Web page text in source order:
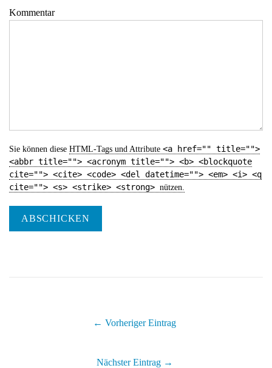
Kommentar
Sie können diese HTML-Tags und Attribute <a href="" title="">
<abbr title=""> <acronym title=""> <b> <blockquote
cite=""> <cite> <code> <del datetime=""> <em> <i> <q
cite=""> <s> <strike> <strong> nützen.
ABSCHICKEN
← Vorheriger Eintrag
Nächster Eintrag →